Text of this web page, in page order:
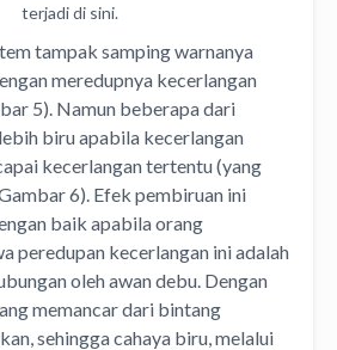
terjadi di sini.
tampak samping warnanya
meredupnya kecerlangan
5). Namun beberapa dari
biru apabila kecerlangan
kecerlangan tertentu (yang
6). Efek pembiruan ini
baik apabila orang
peredupan kecerlangan ini adalah
oleh awan debu. Dengan
memancar dari bintang
sehingga cahaya biru, melalui